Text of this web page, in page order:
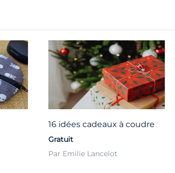
16 idées cadeaux à coudre
Gratuit
Par Emilie Lancelot